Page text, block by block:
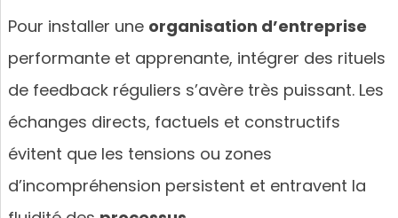
Pour installer une organisation d’entreprise
performante et apprenante, intégrer des rituels
de feedback réguliers s’avère très puissant. Les
échanges directs, factuels et constructifs
évitent que les tensions ou zones
d’incompréhension persistent et entravent la